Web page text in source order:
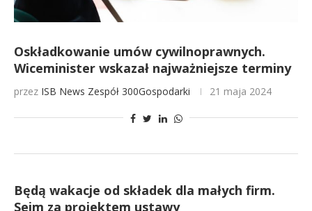
Oskładkowanie umów cywilnoprawnych.
Wiceminister wskazał najważniejsze terminy
przez ISB News Zespół 300Gospodarki 21 maja 2024
Będą wakacje od składek dla małych firm.
Sejm za projektem ustawy